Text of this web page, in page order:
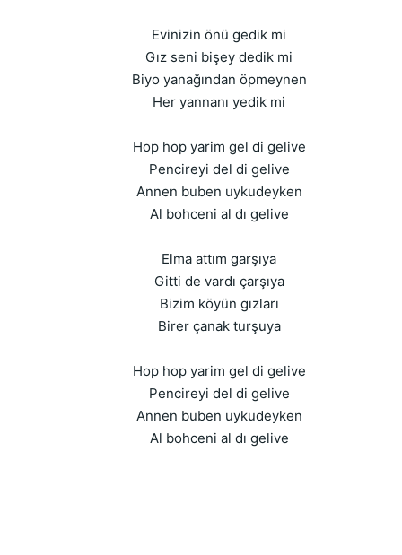
Evinizin önü gedik mi
Gız seni bişey dedik mi
Biyo yanağından öpmeynen
Her yannanı yedik mi
Hop hop yarim gel di gelive
Pencireyi del di gelive
Annen buben uykudeyken
Al bohceni al dı gelive
Elma attım garşıya
Gitti de vardı çarşıya
Bizim köyün gızları
Birer çanak turşuya
Hop hop yarim gel di gelive
Pencireyi del di gelive
Annen buben uykudeyken
Al bohceni al dı gelive